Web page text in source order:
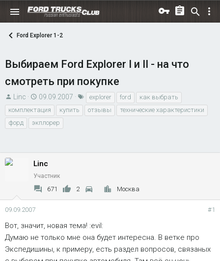
Ford Explorer 1-2
Выбираем Ford Explorer I и II - на что
смотреть при покупке
А
в
т
о
Linc
Д
а
т
а
ч
а
09.09.2007
Т
е
г
explorer ford
как выбрать
комплектация
купить отзывы
технические характеристики
форд
экплорер
Linc
Участник
671 2 Москва
09.09.2007 #1
Вот, значит, новая тема! :evil:
Думаю не только мне она будет интересна. В ветке про
Экспедишины, к примеру, есть раздел вопросов, связаных